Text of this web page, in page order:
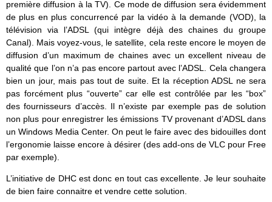
première diffusion à la TV). Ce mode de diffusion sera évidemment
de plus en plus concurrencé par la vidéo à la demande (VOD), la
télévision via l’ADSL (qui intègre déjà des chaines du groupe
Canal). Mais voyez-vous, le satellite, cela reste encore le moyen de
diffusion d’un maximum de chaines avec un excellent niveau de
qualité que l’on n’a pas encore partout avec l’ADSL. Cela changera
bien un jour, mais pas tout de suite. Et la réception ADSL ne sera
pas forcément plus “ouverte” car elle est contrôlée par les “box”
des fournisseurs d’accès. Il n’existe par exemple pas de solution
non plus pour enregistrer les émissions TV provenant d’ADSL dans
un Windows Media Center. On peut le faire avec des bidouilles dont
l’ergonomie laisse encore à désirer (des add-ons de VLC pour Free
par exemple).
L’initiative de DHC est donc en tout cas excellente. Je leur souhaite
de bien faire connaitre et vendre cette solution.